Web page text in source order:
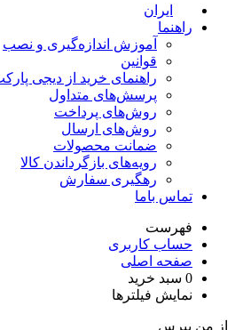
ایران
راهنما
آموزش اندازه‌گیری و نصب
قوانین
راهنمای خرید از دیجی پارکت
پرسش‌های متداول
روش‌های پرداخت
روش‌های ارسال
ضمانت محصولات
رویه‌های بازگرداندن کالا
رهگیری سفارش
تماس باما
فهرست
حساب کاربری
صفحه اصلی
سبد خرید
نمایش فیلترها
من بپرس